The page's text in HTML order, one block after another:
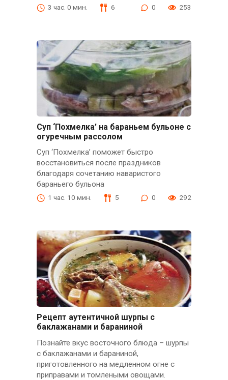
3 час. 0 мин. 6 0 253
Суп ‘Похмелка’ на бараньем бульоне с
огуречным рассолом
Суп ‘Похмелка’ поможет быстро
восстановиться после праздников
благодаря сочетанию наваристого
бараньего бульона
1 час. 10 мин. 5 0 292
Рецепт аутентичной шурпы с
баклажанами и бараниной
Познайте вкус восточного блюда – шурпы
с баклажанами и бараниной,
приготовленного на медленном огне с
приправами и томлеными овощами.